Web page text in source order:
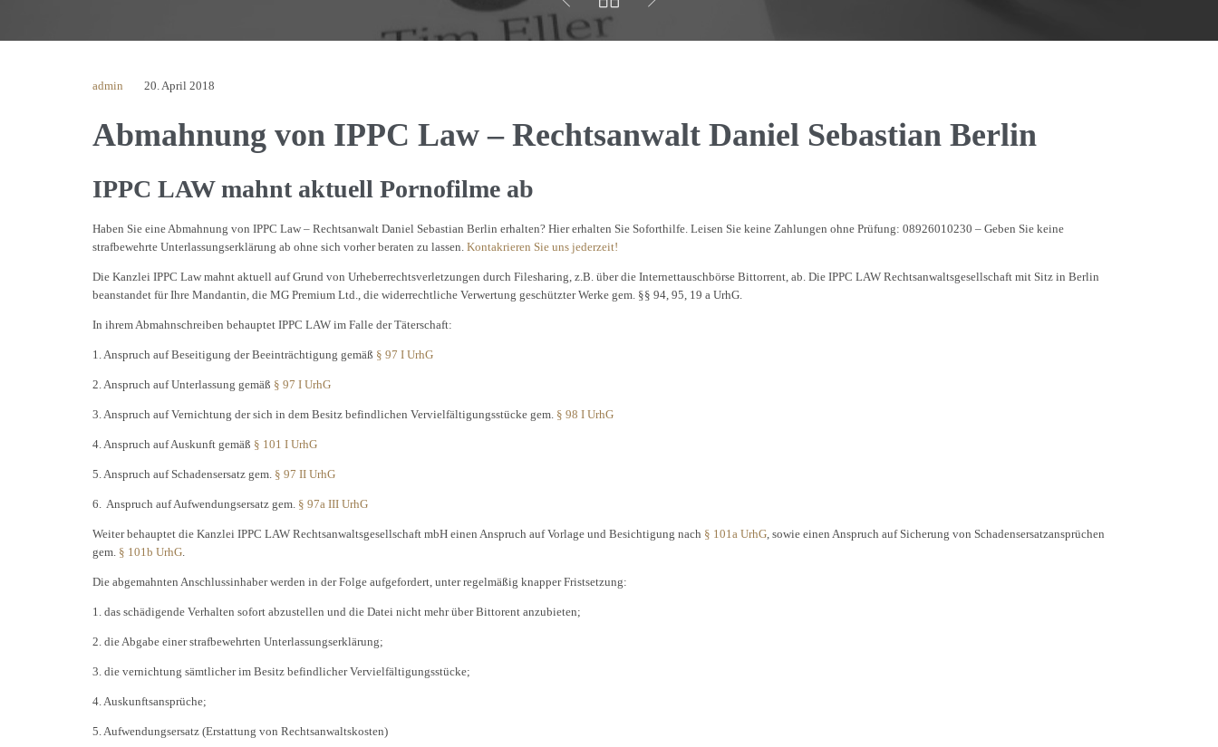
admin 20. April 2018
Abmahnung von IPPC Law – Rechtsanwalt Daniel Sebastian Berlin
IPPC LAW mahnt aktuell Pornofilme ab
Haben Sie eine Abmahnung von IPPC Law – Rechtsanwalt Daniel Sebastian Berlin erhalten? Hier erhalten Sie Soforthilfe. Leisen Sie keine Zahlungen ohne Prüfung: 08926010230 – Geben Sie keine
strafbewehrte Unterlassungserklärung ab ohne sich vorher beraten zu lassen. Kontakrieren Sie uns jederzeit!
Die Kanzlei IPPC Law mahnt aktuell auf Grund von Urheberrechtsverletzungen durch Filesharing, z.B. über die Internettauschbörse Bittorrent, ab. Die IPPC LAW Rechtsanwaltsgesellschaft mit Sitz in Berlin
beanstandet für Ihre Mandantin, die MG Premium Ltd., die widerrechtliche Verwertung geschützter Werke gem. §§ 94, 95, 19 a UrhG.
In ihrem Abmahnschreiben behauptet IPPC LAW im Falle der Täterschaft:
1. Anspruch auf Beseitigung der Beeinträchtigung gemäß § 97 I UrhG
2. Anspruch auf Unterlassung gemäß § 97 I UrhG
3. Anspruch auf Vernichtung der sich in dem Besitz befindlichen Vervielfältigungsstücke gem. § 98 I UrhG
4. Anspruch auf Auskunft gemäß § 101 I UrhG
5. Anspruch auf Schadensersatz gem. § 97 II UrhG
6. Anspruch auf Aufwendungsersatz gem. § 97a III UrhG
Weiter behauptet die Kanzlei IPPC LAW Rechtsanwaltsgesellschaft mbH einen Anspruch auf Vorlage und Besichtigung nach § 101a UrhG, sowie einen Anspruch auf Sicherung von Schadensersatzansprüchen
gem. § 101b UrhG.
Die abgemahnten Anschlussinhaber werden in der Folge aufgefordert, unter regelmäßig knapper Fristsetzung:
1. das schädigende Verhalten sofort abzustellen und die Datei nicht mehr über Bittorent anzubieten;
2. die Abgabe einer strafbewehrten Unterlassungserklärung;
3. die vernichtung sämtlicher im Besitz befindlicher Vervielfältigungsstücke;
4. Auskunftsansprüche;
5. Aufwendungsersatz (Erstattung von Rechtsanwaltskosten)